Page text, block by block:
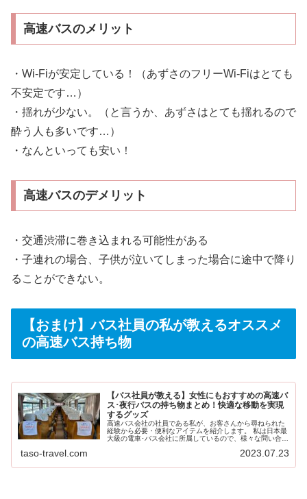
高速バスのメリット
・Wi-Fiが安定している！（あずさのフリーWi-Fiはとても
不安定です…）
・揺れが少ない。（と言うか、あずさはとても揺れるので
酔う人も多いです…）
・なんといっても安い！
高速バスのデメリット
・交通渋滞に巻き込まれる可能性がある
・子連れの場合、子供が泣いてしまった場合に途中で降り
ることができない。
【おまけ】バス社員の私が教えるオススメ
の高速バス持ち物
【バス社員が教える】女性にもおすすめの高速バ
ス･夜行バスの持ち物まとめ！快適な移動を実現
するグッズ
高速バス会社の社員である私が、お客さんから尋ねられた
経験から必要・便利なアイテムを紹介します。 私は日本最
大級の電車･バス会社に所属しているので、様々な問い合わ
taso-travel.com 2023.07.23